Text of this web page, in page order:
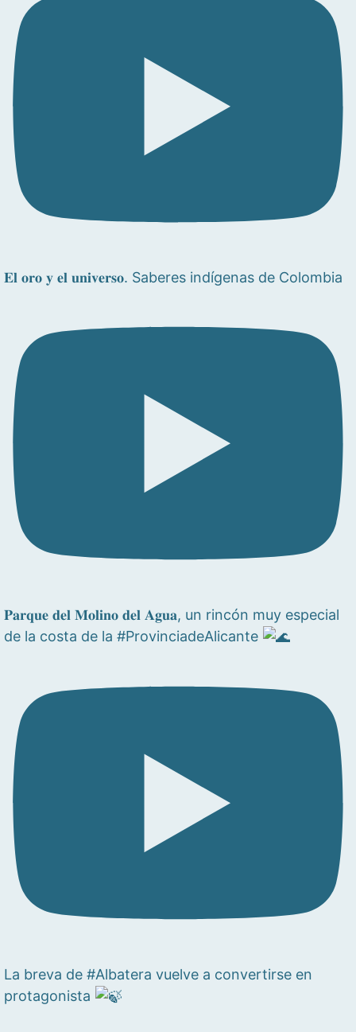
𝐄𝐥 𝐨𝐫𝐨 𝐲 𝐞𝐥 𝐮𝐧𝐢𝐯𝐞𝐫𝐬𝐨. Saberes indígenas de Colombia
𝐏𝐚𝐫𝐪𝐮𝐞 𝐝𝐞𝐥 𝐌𝐨𝐥𝐢𝐧𝐨 𝐝𝐞𝐥 𝐀𝐠𝐮𝐚, un rincón muy especial
de la costa de la #ProvinciadeAlicante
La breva de #Albatera vuelve a convertirse en
protagonista